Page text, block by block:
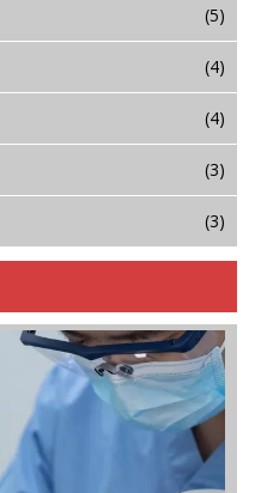
(5)
(4)
(4)
(3)
(3)